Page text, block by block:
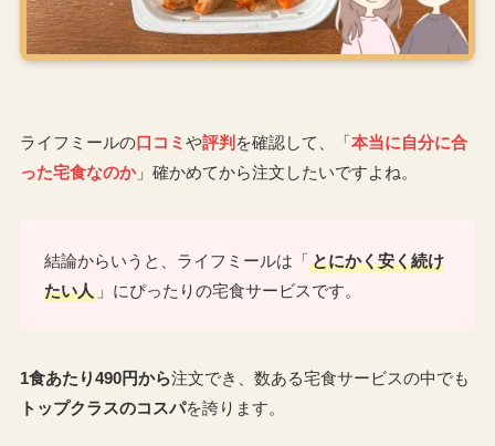
ライフミールの口コミ や評判 を確認して、「本当に自分に合
った宅食なのか」確かめてから注文したいですよね。
結論からいうと、ライフミールは「とにかく安く続け
たい人 」にぴったりの宅食サービスです。
1食あたり490円から注文でき、数ある宅食サービスの中でも
トップクラスのコスパを誇ります。